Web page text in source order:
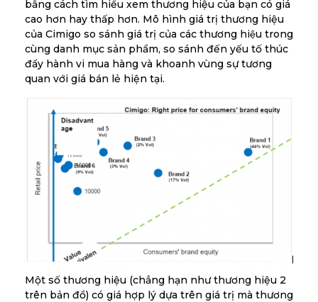
bằng cách tìm hiểu xem thương hiệu của bạn có giá
cao hơn hay thấp hơn. Mô hình giá trị thương hiệu
của Cimigo so sánh giá trị của các thương hiệu trong
cùng danh mục sản phẩm, so sánh đến yếu tố thúc
đẩy hành vi mua hàng và khoanh vùng sự tương
quan với giá bán lẻ hiện tại.
Một số thương hiệu (chẳng hạn như thương hiệu 2
trên bản đồ) có giá hợp lý dựa trên giá trị mà thương